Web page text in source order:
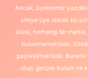
Ancak, üyelerimiz
siteye üye olarak bu
sitesi, herhangi bir
bulunmamaktadır.
paylaşılmaktadır.
olup, gerçek kurum ve